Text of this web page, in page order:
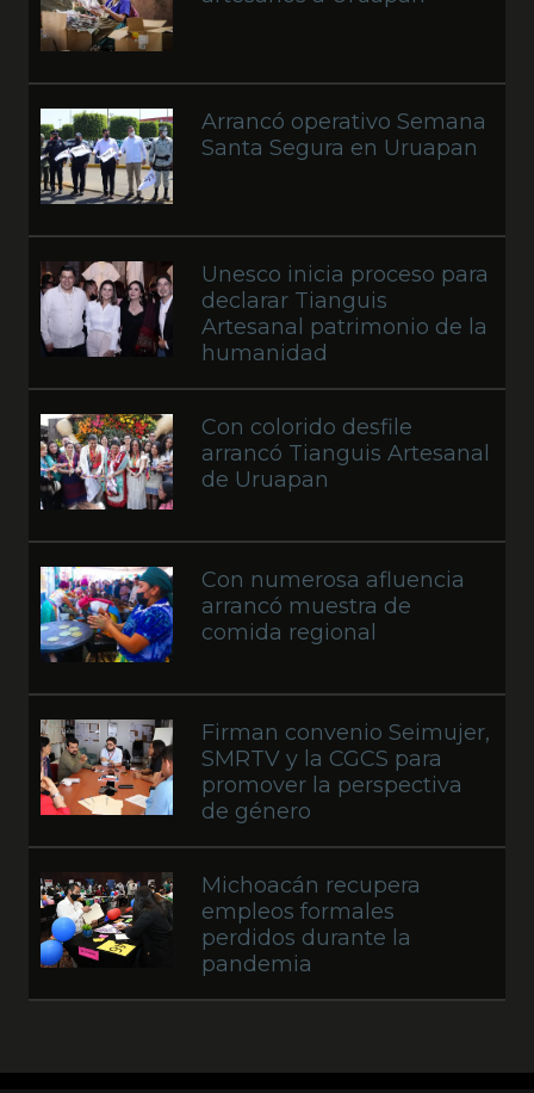
Arrancó operativo Semana
Santa Segura en Uruapan
Unesco inicia proceso para
declarar Tianguis
Artesanal patrimonio de la
humanidad
Con colorido desfile
arrancó Tianguis Artesanal
de Uruapan
Con numerosa afluencia
arrancó muestra de
comida regional
Firman convenio Seimujer,
SMRTV y la CGCS para
promover la perspectiva
de género
Michoacán recupera
empleos formales
perdidos durante la
pandemia